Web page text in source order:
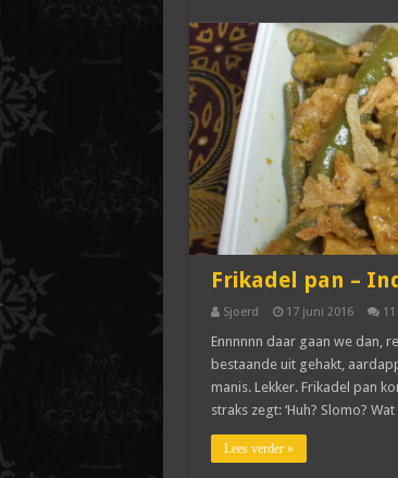
Frikadel pan –
Sjoerd 17 juni 2016 11
Ennnnnn daar gaan we dan,
bestaande uit gehakt,
manis. Lekker. Frikadel pan
straks zegt: ‘Huh? Slomo?
Lees verder »